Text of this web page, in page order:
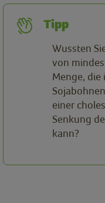
Tipp
Wussten
von
Menge, die
einer
Senkung
kann?